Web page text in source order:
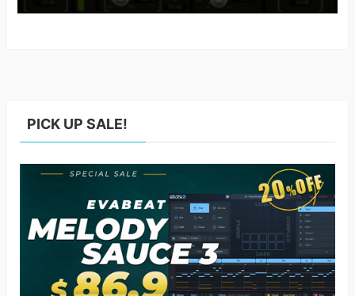
PICK UP SALE!